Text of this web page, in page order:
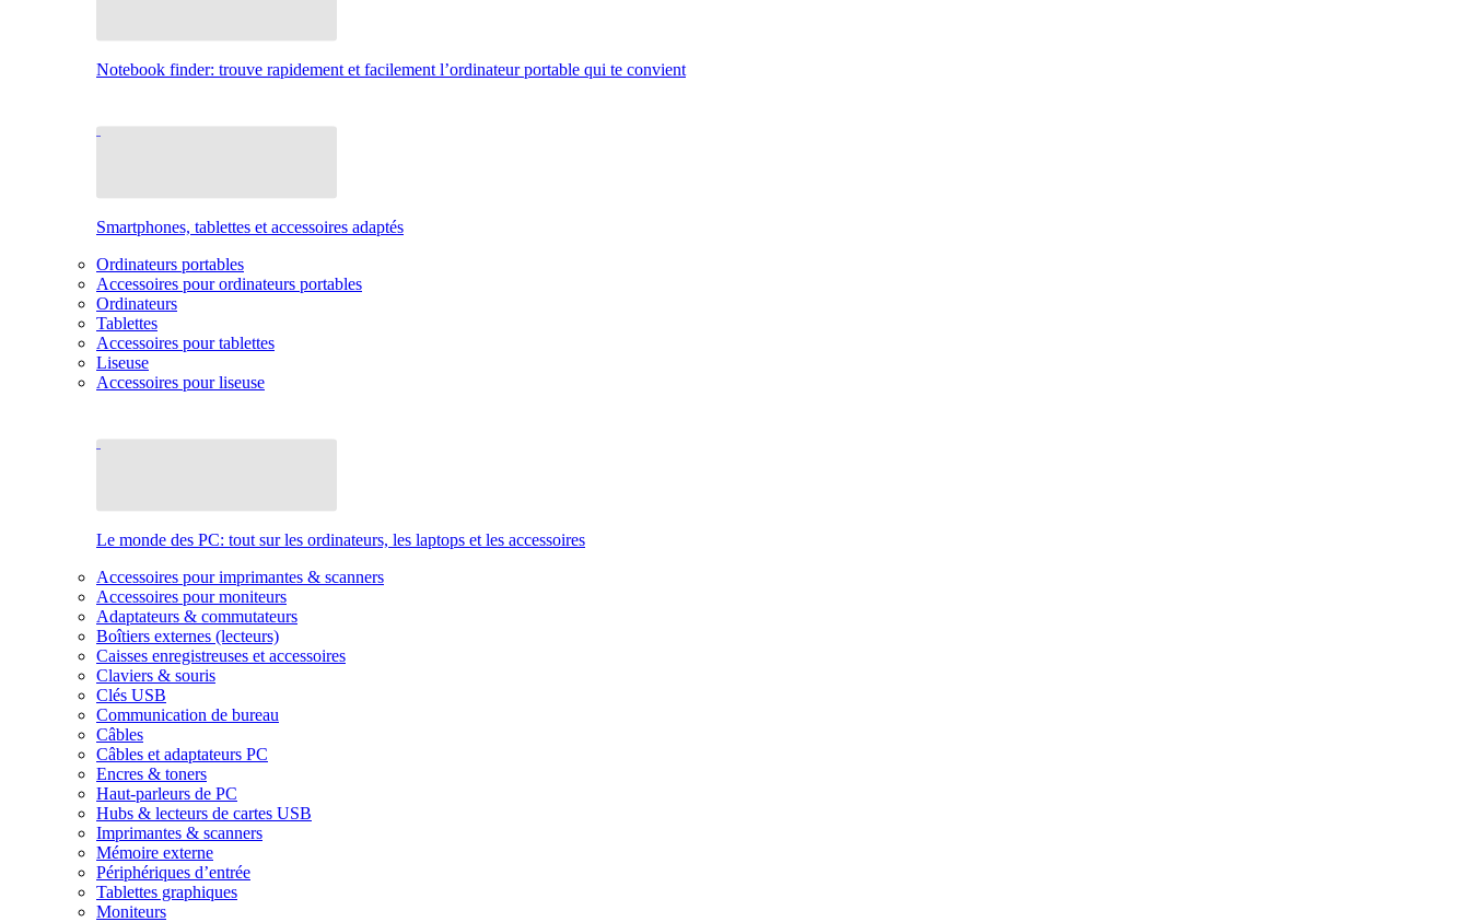
Notebook finder: trouve rapidement et facilement l’ordinateur portable qui te convient
Smartphones, tablettes et accessoires adaptés
Ordinateurs portables
Accessoires pour ordinateurs portables
Ordinateurs
Tablettes
Accessoires pour tablettes
Liseuse
Accessoires pour liseuse
Le monde des PC: tout sur les ordinateurs, les laptops et les accessoires
Accessoires pour imprimantes & scanners
Accessoires pour moniteurs
Adaptateurs & commutateurs
Boîtiers externes (lecteurs)
Caisses enregistreuses et accessoires
Claviers & souris
Clés USB
Communication de bureau
Câbles
Câbles et adaptateurs PC
Encres & toners
Haut-parleurs de PC
Hubs & lecteurs de cartes USB
Imprimantes & scanners
Mémoire externe
Périphériques d’entrée
Tablettes graphiques
Moniteurs